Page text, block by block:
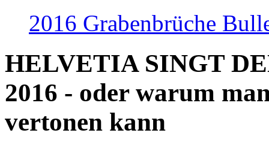
2016 Grabenbrüche
HELVETIA SINGT
2016 - oder warum
vertonen kann